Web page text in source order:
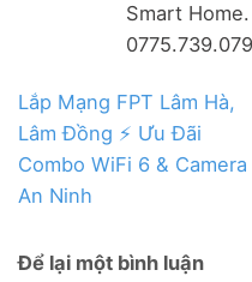
Smart
Lắp Mạng FPT Lâm Hà,
Lâm Đồng ⚡️ Ưu Đãi
Combo WiFi 6 & Camera
An Ninh
Để lại một bình luận